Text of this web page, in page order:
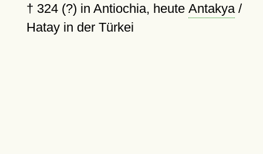
† 324 (?) in Antiochia, heute Antakya/
Hatay in der Türkei